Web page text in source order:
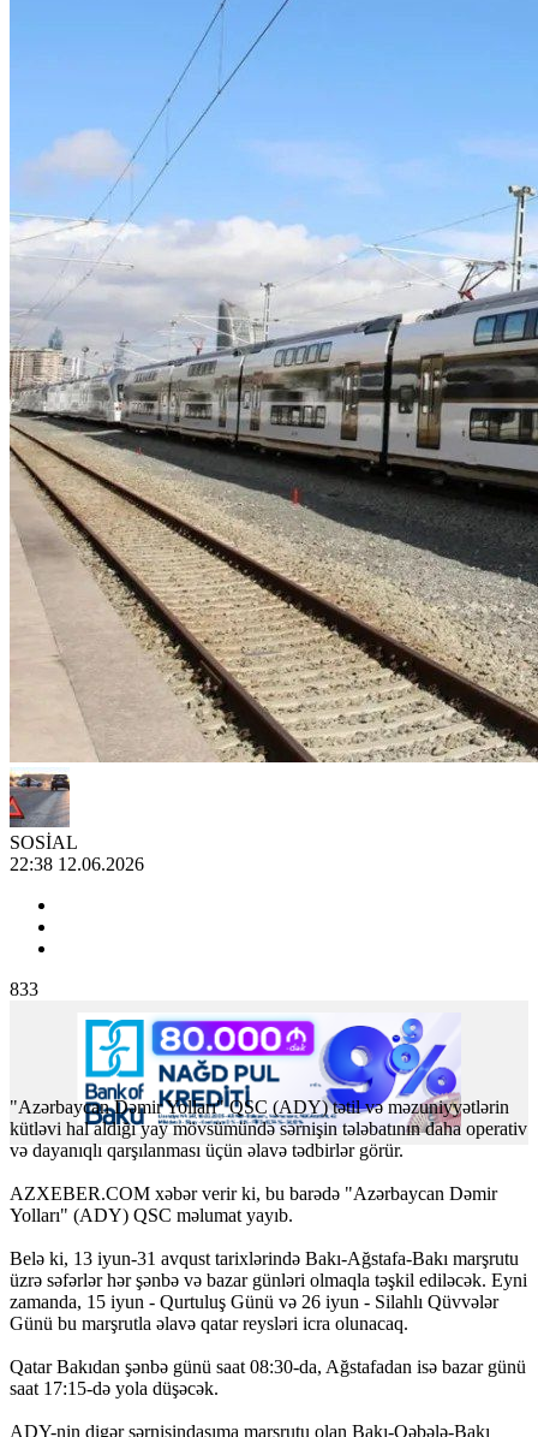
SOSİAL
22:38 12.06.2026
833
"Azərbaycan Dəmir Yolları" QSC (ADY) tətil və məzuniyyətlərin
kütləvi hal aldığı yay mövsümündə sərnişin tələbatının daha operativ
və dayanıqlı qarşılanması üçün əlavə tədbirlər görür.
AZXEBER.COM xəbər verir ki, bu barədə "Azərbaycan Dəmir
Yolları" (ADY) QSC məlumat yayıb.
Belə ki, 13 iyun-31 avqust tarixlərində Bakı-Ağstafa-Bakı marşrutu
üzrə səfərlər hər şənbə və bazar günləri olmaqla təşkil ediləcək. Eyni
zamanda, 15 iyun - Qurtuluş Günü və 26 iyun - Silahlı Qüvvələr
Günü bu marşrutla əlavə qatar reysləri icra olunacaq.
Qatar Bakıdan şənbə günü saat 08:30-da, Ağstafadan isə bazar günü
saat 17:15-də yola düşəcək.
ADY-nin digər sərnişindaşıma marşrutu olan Bakı-Qəbələ-Bakı